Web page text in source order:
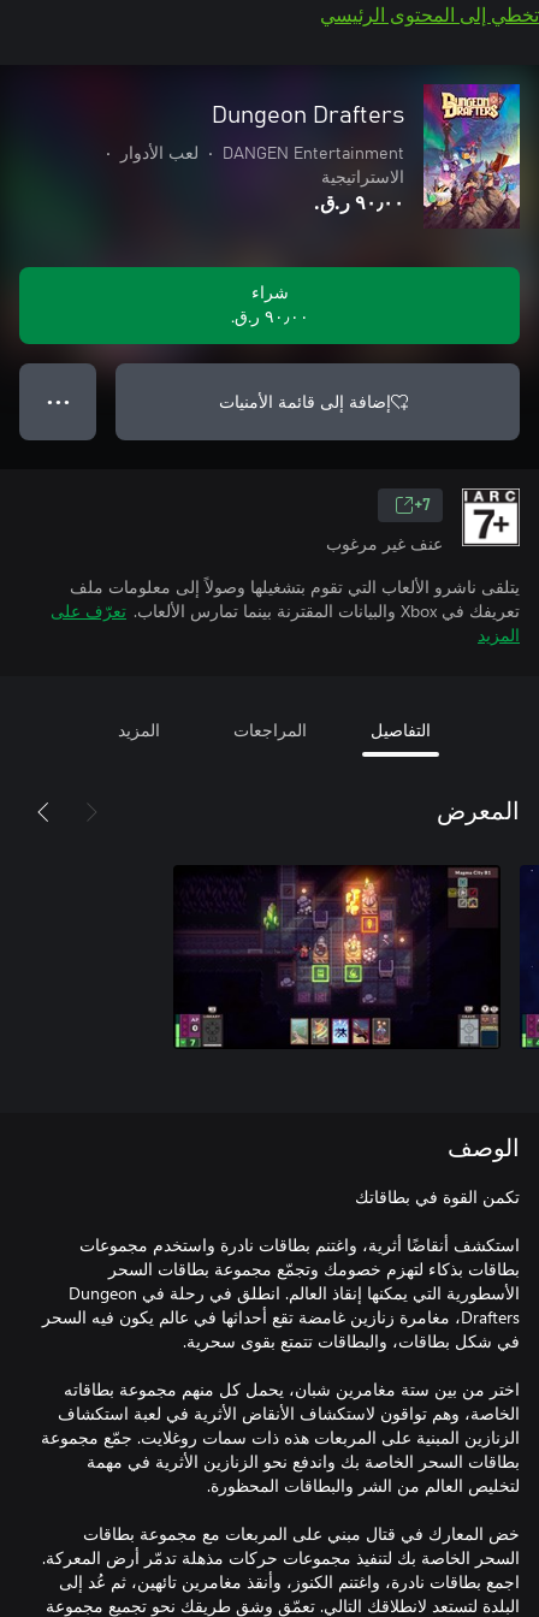
تخطي إلى المحتوى الرئيسي
Dungeon Drafters
DANGEN Entertainment
• لعب الأدوار
•
الاستراتيجية
٩٠٫٠٠ ر.ق.‏
شراء
٩٠٫٠٠ ر.ق.‏
إضافة إلى قائمة الأمنيات ● ● ●
7+
عنف غير مرغوب
يتلقى ناشرو الألعاب التي تقوم بتشغيلها وصولاً إلى معلومات ملف
تعريفك في Xbox والبيانات المقترنة بينما تمارس الألعاب.
تعرّف على
المزيد
التفاصيل المراجعات المزيد
المعرض
الوصف
استكشف أنقاضًا أثرية، واغتنم بطاقات نادرة واستخدم مجموعات
بطاقات بذكاء لتهزم خصومك وتجمّع مجموعة بطاقات السحر
الأسطورية التي يمكنها إنقاذ العالم. انطلق في رحلة في Dungeon
Drafters، مغامرة زنازين غامضة تقع أحداثها في عالم يكون فيه السحر
اختر من بين ستة مغامرين شبان، يحمل كل منهم مجموعة بطاقاته
الخاصة، وهم تواقون لاستكشاف الأنقاض الأثرية في لعبة استكشاف
الزنازين المبنية على المربعات هذه ذات سمات روغلايت. جمّع مجموعة
بطاقات السحر الخاصة بك واندفع نحو الزنازين الأثرية في مهمة
خض المعارك في قتال مبني على المربعات مع مجموعة بطاقات
السحر الخاصة بك لتنفيذ مجموعات حركات مذهلة تدمّر أرض المعركة.
اجمع بطاقات نادرة، واغتنم الكنوز، وأنقذ مغامرين تائهين، ثم عُد إلى
البلدة لتستعد لانطلاقك التالي. تعمّق وشق طريقك نحو تجميع مجموعة